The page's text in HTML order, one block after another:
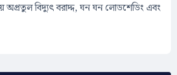
অপ্রতুল বিদ্যুৎ বরাদ্দ, ঘন ঘন লোডশেডিং এবং